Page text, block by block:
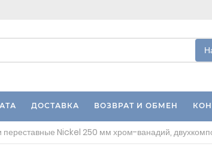
ДОСТАВКА ВОЗВРАТ И ОБМЕН
Nickel 250 мм хром-ванадий,